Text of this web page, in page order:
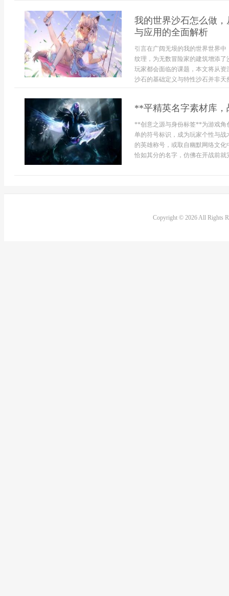
我的世界沙石怎么做
与应用的全面解析
引言在广阔无垠的我的世界世界
纹理，为无数冒险家的建筑增添
玩家都会面临的课题，本文将从
沙石的基础定义与特性沙石并非天
**平精英名字素材库
**创意之源与身份标签**为游戏角
单的符号标识，成为玩家个性与
的英雄称号，或取自幽默网络文
恰如其分的名字，仿佛在开战前就
Copyright © 2026 All Rights